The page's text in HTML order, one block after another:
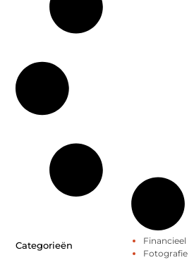
Categorieën
Financieel
Fotografie